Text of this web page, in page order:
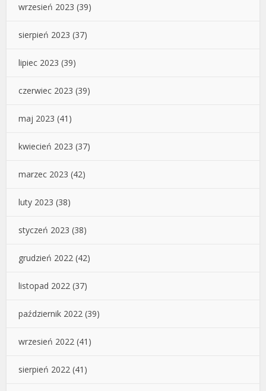
wrzesień 2023 (39)
sierpień 2023 (37)
lipiec 2023 (39)
czerwiec 2023 (39)
maj 2023 (41)
kwiecień 2023 (37)
marzec 2023 (42)
luty 2023 (38)
styczeń 2023 (38)
grudzień 2022 (42)
listopad 2022 (37)
październik 2022 (39)
wrzesień 2022 (41)
sierpień 2022 (41)